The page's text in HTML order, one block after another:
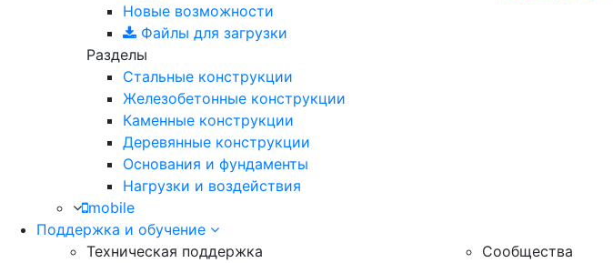
Новые возможности
Файлы для загрузки
Разделы
Стальные конструкции
Железобетонные конструкции
Каменные конструкции
Деревянные конструкции
Основания и фундаменты
Нагрузки и воздействия
mobile
Поддержка и обучение
Техническая поддержка
Сообщества